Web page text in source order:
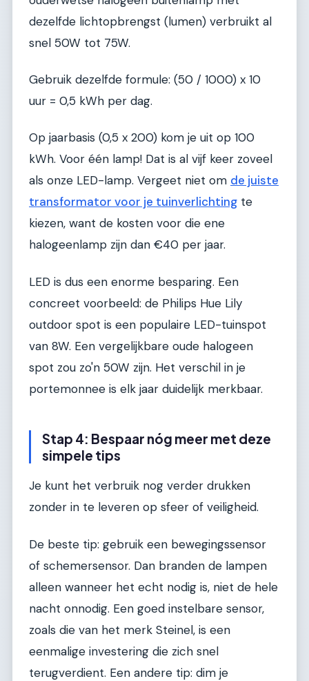
dezelfde lichtopbrengst (lumen) verbruikt al
snel 50W tot 75W.
Gebruik dezelfde formule: (50 / 1000) x 10
uur = 0,5 kWh per dag.
Op jaarbasis (0,5 x 200) kom je uit op 100
kWh. Voor één lamp! Dat is al vijf keer zoveel
als onze LED-lamp. Vergeet niet om de juiste
transformator voor je tuinverlichting te
kiezen, want de kosten voor die ene
halogeenlamp zijn dan €40 per jaar.
LED is dus een enorme besparing. Een
concreet voorbeeld: de Philips Hue Lily
outdoor spot is een populaire LED-tuinspot
van 8W. Een vergelijkbare oude halogeen
spot zou zo'n 50W zijn. Het verschil in je
portemonnee is elk jaar duidelijk merkbaar.
Stap 4: Bespaar nóg meer met deze
simpele tips
Je kunt het verbruik nog verder drukken
zonder in te leveren op sfeer of veiligheid.
De beste tip: gebruik een bewegingssensor
of schemersensor. Dan branden de lampen
alleen wanneer het echt nodig is, niet de hele
nacht onnodig. Een goed instelbare sensor,
zoals die van het merk Steinel, is een
eenmalige investering die zich snel
terugverdient. Een andere tip: dim je